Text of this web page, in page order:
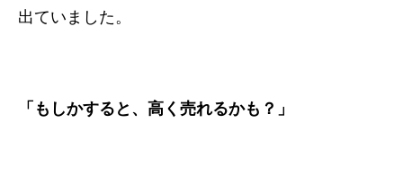
出ていました。
「もしかすると、高く売れるかも？」